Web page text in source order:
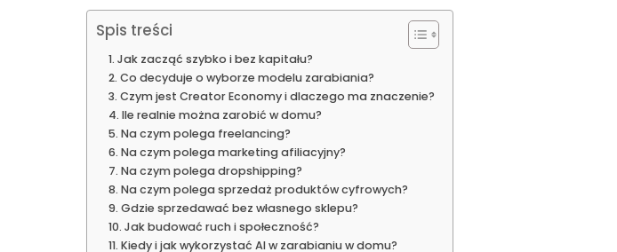
Spis treści
Jak zacząć szybko i bez kapitału?
Co decyduje o wyborze modelu zarabiania?
Czym jest Creator Economy i dlaczego ma znaczenie?
Ile realnie można zarobić w domu?
Na czym polega freelancing?
Na czym polega marketing afiliacyjny?
Na czym polega dropshipping?
Na czym polega sprzedaż produktów cyfrowych?
Gdzie sprzedawać bez własnego sklepu?
Jak budować ruch i społeczność?
Kiedy i jak wykorzystać AI w zarabianiu w domu?